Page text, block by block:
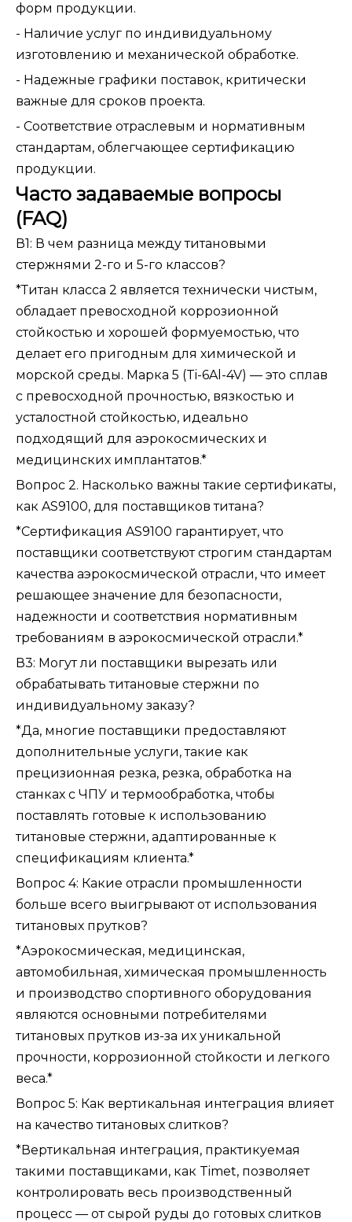
форм продукции.
- Наличие услуг по индивидуальному
изготовлению и механической обработке.
- Надежные графики поставок, критически
важные для сроков проекта.
- Соответствие отраслевым и нормативным
стандартам, облегчающее сертификацию
продукции.
Часто задаваемые вопросы
(FAQ)
В1: В чем разница между титановыми
стержнями 2-го и 5-го классов?
*Титан класса 2 является технически чистым,
обладает превосходной коррозионной
стойкостью и хорошей формуемостью, что
делает его пригодным для химической и
морской среды. Марка 5 (Ti-6Al-4V) — это сплав
с превосходной прочностью, вязкостью и
усталостной стойкостью, идеально
подходящий для аэрокосмических и
медицинских имплантатов.*
Вопрос 2. Насколько важны такие сертификаты,
как AS9100, для поставщиков титана?
*Сертификация AS9100 гарантирует, что
поставщики соответствуют строгим стандартам
качества аэрокосмической отрасли, что имеет
решающее значение для безопасности,
надежности и соответствия нормативным
требованиям в аэрокосмической отрасли.*
В3: Могут ли поставщики вырезать или
обрабатывать титановые стержни по
индивидуальному заказу?
*Да, многие поставщики предоставляют
дополнительные услуги, такие как
прецизионная резка, резка, обработка на
станках с ЧПУ и термообработка, чтобы
поставлять готовые к использованию
титановые стержни, адаптированные к
спецификациям клиента.*
Вопрос 4: Какие отрасли промышленности
больше всего выигрывают от использования
титановых прутков?
*Аэрокосмическая, медицинская,
автомобильная, химическая промышленность
и производство спортивного оборудования
являются основными потребителями
титановых прутков из-за их уникальной
прочности, коррозионной стойкости и легкого
веса.*
Вопрос 5: Как вертикальная интеграция влияет
на качество титановых слитков?
*Вертикальная интеграция, практикуемая
такими поставщиками, как Timet, позволяет
контролировать весь производственный
процесс — от сырой руды до готовых слитков